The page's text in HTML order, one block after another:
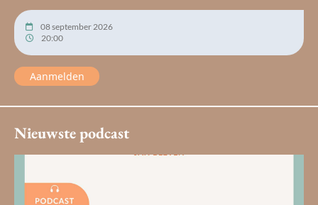
08 september 2026
20:00
Aanmelden
Nieuwste podcast